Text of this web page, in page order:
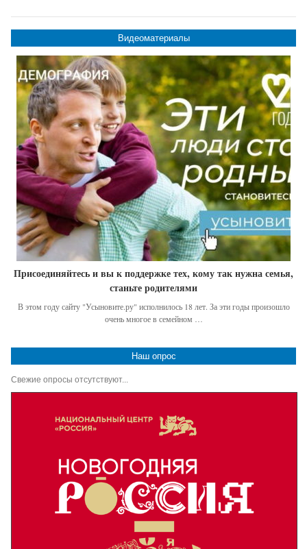
Видеоматериалы
Присоединяйтесь и вы к поддержке тех, кому так нужна семья,
станьте родителями
В этом году сайту "Усыновите.ру" исполнилось 18 лет. За эти годы произошло
очень многое в семейном …
Наш опрос
Свежие опросы отсутствуют...